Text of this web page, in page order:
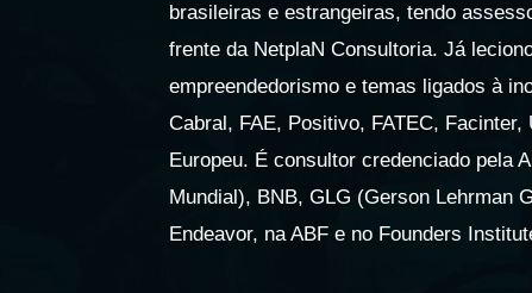
brasileiras e estrangeiras, tendo
frente da NetplaN Consultoria. Já
empreendedorismo e temas ligados à
Cabral, FAE, Positivo, FATEC,
Europeu. É consultor credenciado pela
Mundial), BNB, GLG (Gerson Lehrman
Endeavor, na ABF e no Founders